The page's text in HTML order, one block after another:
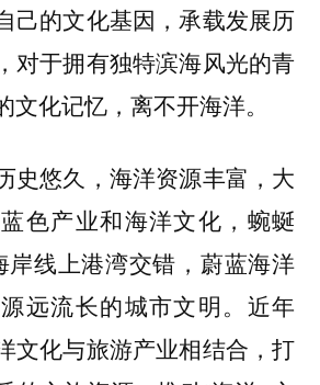
己的文化基因，承载发展历
对于拥有独特滨海风光的青
文化记忆，离不开海洋。
史悠久，海洋资源丰富，大
色产业和海洋文化，蜿蜒
岸线上港湾交错，蔚蓝海洋
远流长的城市文明。近年
文化与旅游产业相结合，打